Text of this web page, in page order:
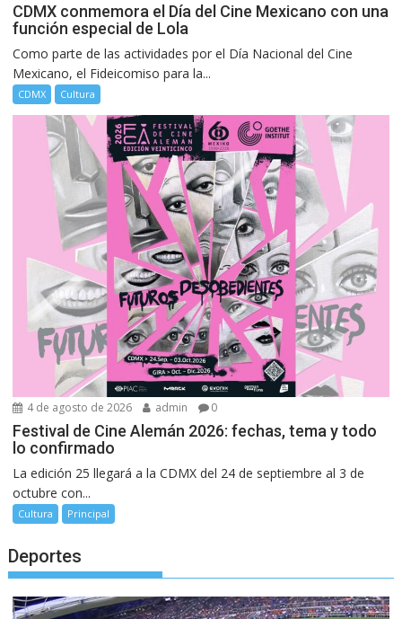
CDMX conmemora el Día del Cine Mexicano con una
función especial de Lola
Como parte de las actividades por el Día Nacional del Cine
Mexicano, el Fideicomiso para la...
CDMX Cultura
4 de agosto de 2026 admin 0
Festival de Cine Alemán 2026: fechas, tema y todo
lo confirmado
La edición 25 llegará a la CDMX del 24 de septiembre al 3 de
octubre con...
Cultura Principal
Deportes